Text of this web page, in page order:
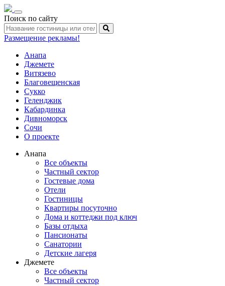
Toggle
navigation
Поиск по сайту
Размещение рекламы!
Анапа
Джемете
Витязево
Благовещенская
Сукко
Геленджик
Кабардинка
Дивноморск
Сочи
О проекте
Анапа
Все объекты
Частный сектор
Гостевые дома
Отели
Гостиницы
Квартиры посуточно
Дома и коттеджи под ключ
Базы отдыха
Пансионаты
Санатории
Детские лагеря
Джемете
Все объекты
Частный сектор